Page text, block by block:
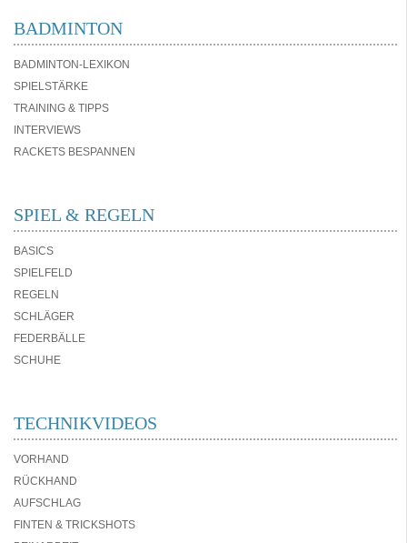
BADMINTON
BADMINTON-LEXIKON
SPIELSTÄRKE
TRAINING & TIPPS
INTERVIEWS
RACKETS BESPANNEN
SPIEL & REGELN
BASICS
SPIELFELD
REGELN
SCHLÄGER
FEDERBÄLLE
SCHUHE
TECHNIKVIDEOS
VORHAND
RÜCKHAND
AUFSCHLAG
FINTEN & TRICKSHOTS